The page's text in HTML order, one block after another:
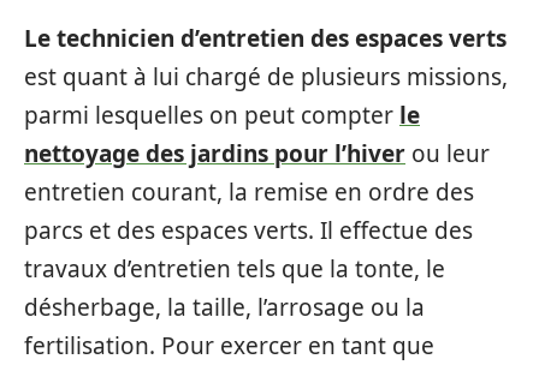
Le technicien d’entretien des espaces verts
est quant à lui chargé de plusieurs missions,
parmi lesquelles on peut compter le
nettoyage des jardins pour l’hiver ou leur
entretien courant, la remise en ordre des
parcs et des espaces verts. Il effectue des
travaux d’entretien tels que la tonte, le
désherbage, la taille, l’arrosage ou la
fertilisation. Pour exercer en tant que